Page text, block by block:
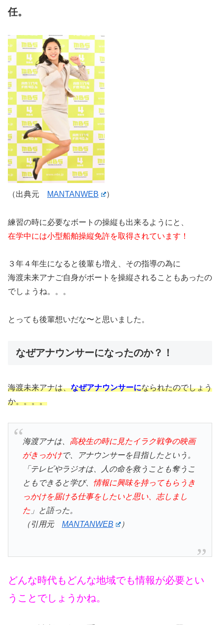
任。
（出典元 MANTANWEB ）
練習の時に必要なボートの操縦も出来るようにと、
在学中には小型船舶操縦免許を取得されています！
３年４年生になると後輩も増え、その指導の為に
海渡未来アナご自身がボートを操縦されることもあったの
でしょうね。。。
とっても後輩想いだな〜と思いました。
なぜアナウンサーになったのか？！
海渡未来アナは、なぜアナウンサーになられたのでしょう
か。。。。
海渡アナは、 高校生の時に見たイラク戦争の映画
がきっかけで、アナウンサーを目指したという。
「テレビやラジオは、人の命を救うことも奪うこ
ともできると学び、 情報に興味を持ってもらうき
っかけを届ける仕事をしたいと思い、志しまし
た」と語った。
（引用元 MANTANWEB ）
どんな時代もどんな地域でも情報が必要とい
うことでしょうかね。